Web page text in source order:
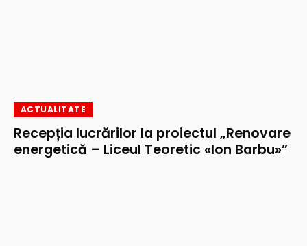
ACTUALITATE
Recepția lucrărilor la proiectul „Renovare
energetică – Liceul Teoretic «Ion Barbu»”